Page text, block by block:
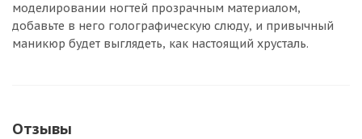
моделировании ногтей прозрачным материалом,
добавьте в него голографическую слюду, и привычный
маникюр будет выглядеть, как настоящий хрусталь.
Отзывы